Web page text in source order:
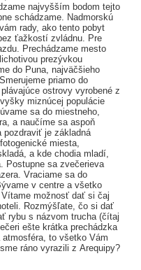
najvyšším bodom tejto
schádzame. Nadmorskú
rady, ako tento pobyt
ťažkostí zvládnu. Pre
Prechádzame mesto
prezývkou
do Puna, najväčšieho
priamo do
ostrovy vyrobené z
miznúcej populácie
sa do miestneho,
a naučíme sa aspoň
pozdraviť je základná
miesta,
a kde chodia mladí,
Postupne sa zvečerieva
Vraciame sa do
v centre a všetko
možnosť dať si čaj
Rozmýšľate, čo si dať
rybu s názvom trucha (čítaj
ešte krátka prechádzka
to všetko Vám
ráno vyrazili z Arequipy?